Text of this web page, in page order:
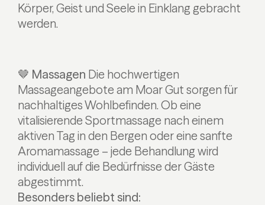
Körper, Geist und Seele in Einklang gebracht
werden.
🤎 Massagen Die hochwertigen
Massageangebote am Moar Gut sorgen für
nachhaltiges Wohlbefinden. Ob eine
vitalisierende Sportmassage nach einem
aktiven Tag in den Bergen oder eine sanfte
Aromamassage – jede Behandlung wird
individuell auf die Bedürfnisse der Gäste
abgestimmt.
Besonders beliebt sind: